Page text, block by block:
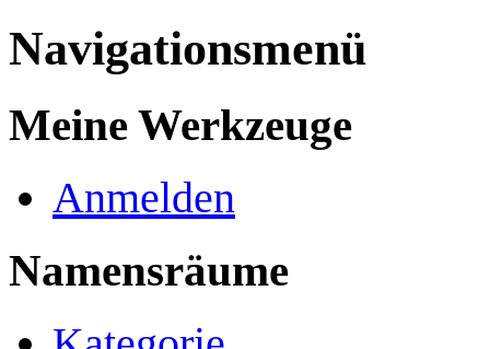
Navigationsmenü
Meine Werkzeuge
Anmelden
Namensräume